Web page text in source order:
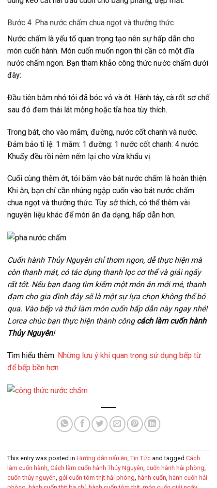
Bước 4. Pha nước chấm chua ngọt và thưởng thức
Nước chấm là yếu tố quan trọng tạo nên sự hấp dẫn cho
món cuốn hành. Món cuốn muốn ngon thì cần có một đĩa
nước chấm ngon. Bạn tham khảo công thức nước chấm dưới
đây:
Đầu tiên băm nhỏ tỏi đã bóc vỏ và ớt. Hành tây, cà rốt sơ chế
sau đó đem thái lát mỏng hoặc tỉa hoa tùy thích.
Trong bát, cho vào mắm, đường, nước cốt chanh và nước.
Đảm bảo tỉ lệ: 1 mắm: 1 đường: 1 nước cốt chanh: 4 nước.
Khuấy đều rồi nêm nếm lại cho vừa khẩu vị.
Cuối cùng thêm ớt, tỏi băm vào bát nước chấm là hoàn thiện.
Khi ăn, bạn chỉ cần nhúng ngập cuốn vào bát nước chấm
chua ngọt và thưởng thức. Tùy sở thích, có thể thêm vài
nguyên liệu khác để món ăn đa dạng, hấp dẫn hơn.
Cuốn hành Thủy Nguyên chỉ thơm ngon, dễ thực hiện mà
còn thanh mát, có tác dụng thanh lọc cơ thể và giải ngấy
rất tốt. Nếu bạn đang tìm kiếm một món ăn mới mẻ, thanh
đạm cho gia đình đây sẽ là một sự lựa chọn không thể bỏ
qua. Vào bếp và thử làm món cuốn hấp dẫn này ngay nhé!
Lorca chúc bạn thực hiện thành công cách làm cuốn hành
Thủy Nguyên!
Tìm hiểu thêm: Những lưu ý khi quan trọng sử dụng bếp từ
để bếp bền hơn
This entry was posted in Hướng dẫn nấu ăn, Tin Tức and tagged Cách
làm cuốn hành, Cách làm cuốn hành Thủy Nguyên, cuốn hành hải phòng,
cuốn thủy nguyên, gỏi cuốn tôm thịt hải phòng, hành cuốn, hành cuốn hải